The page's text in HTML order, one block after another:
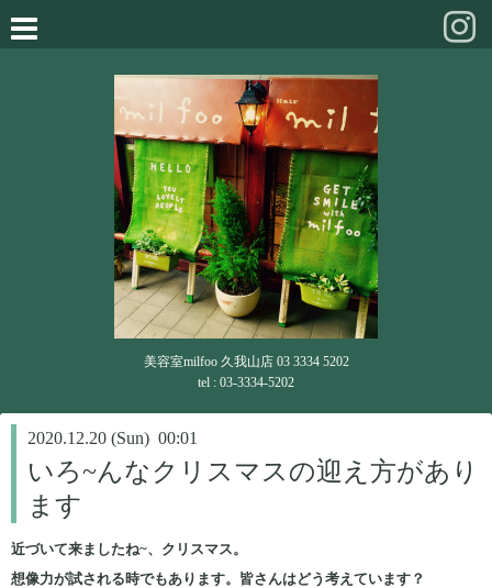
美容室milfoo 久我山店 03 3334 5202
tel : 03-3334-5202
2020.12.20 (Sun) 00:01
いろ~んなクリスマスの迎え方があり
ます
近づいて来ましたね~、クリスマス。
想像力が試される時でもあります。皆さんはどう考えています？